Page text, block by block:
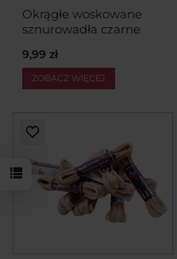
Okrągłe woskowane
sznurowadła czarne
9,99 zł
ZOBACZ WIĘCEJ